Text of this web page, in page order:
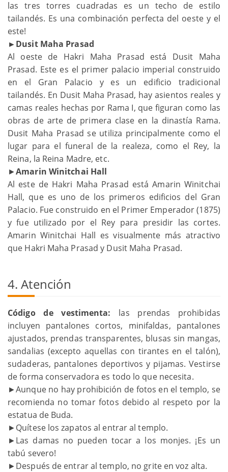
las tres torres cuadradas es un techo de estilo
tailandés. Es una combinación perfecta del oeste y el
este!
►Dusit Maha Prasad
Al oeste de Hakri Maha Prasad está Dusit Maha
Prasad. Este es el primer palacio imperial construido
en el Gran Palacio y es un edificio tradicional
tailandés. En Dusit Maha Prasad, hay asientos reales y
camas reales hechas por Rama I, que figuran como las
obras de arte de primera clase en la dinastía Rama.
Dusit Maha Prasad se utiliza principalmente como el
lugar para el funeral de la realeza, como el Rey, la
Reina, la Reina Madre, etc.
►Amarin Winitchai Hall
Al este de Hakri Maha Prasad está Amarin Winitchai
Hall, que es uno de los primeros edificios del Gran
Palacio. Fue construido en el Primer Emperador (1875)
y fue utilizado por el Rey para presidir las cortes.
Amarin Winitchai Hall es visualmente más atractivo
que Hakri Maha Prasad y Dusit Maha Prasad.
4. Atención
Código de vestimenta: las prendas prohibidas
incluyen pantalones cortos, minifaldas, pantalones
ajustados, prendas transparentes, blusas sin mangas,
sandalias (excepto aquellas con tirantes en el talón),
sudaderas, pantalones deportivos y pijamas. Vestirse
de forma conservadora es todo lo que necesita.
►Aunque no hay prohibición de fotos en el templo, se
recomienda no tomar fotos debido al respeto por la
estatua de Buda.
►Quítese los zapatos al entrar al templo.
►Las damas no pueden tocar a los monjes. ¡Es un
tabú severo!
►Después de entrar al templo, no grite en voz alta.